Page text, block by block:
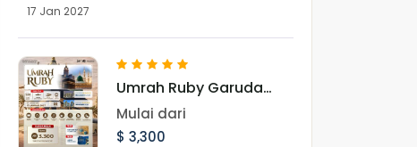
17 Jan 2027
Umrah Ruby Garuda
Landing Madinah 17
Januari 2027
Mulai dari
$ 3,300